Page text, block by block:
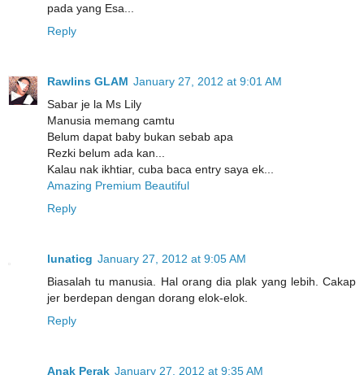
pada yang Esa...
Reply
Rawlins GLAM January 27, 2012 at 9:01 AM
Sabar je la Ms Lily
Manusia memang camtu
Belum dapat baby bukan sebab apa
Rezki belum ada kan...
Kalau nak ikhtiar, cuba baca entry saya ek...
Amazing Premium Beautiful
Reply
lunaticg January 27, 2012 at 9:05 AM
Biasalah tu manusia. Hal orang dia plak yang lebih. Cakap
jer berdepan dengan dorang elok-elok.
Reply
Anak Perak January 27, 2012 at 9:35 AM